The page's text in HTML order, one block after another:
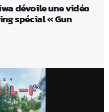
dévoile une vidéo
spécial « Gun